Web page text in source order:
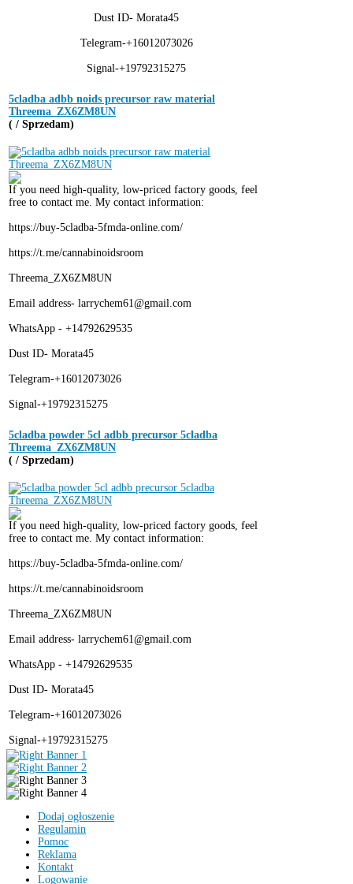
Dust ID- Morata45
Telegram-+16012073026
Signal-+19792315275
5cladba adbb noids precursor raw material
Threema_ZX6ZM8UN
( / Sprzedam)
If you need high-quality, low-priced factory goods, feel
free to contact me. My contact information:
https://buy-5cladba-5fmda-online.com/
https://t.me/cannabinoidsroom
Threema_ZX6ZM8UN
Email address- larrychem61@gmail.com
WhatsApp - +14792629535
Dust ID- Morata45
Telegram-+16012073026
Signal-+19792315275
5cladba powder 5cl adbb precursor 5cladba
Threema_ZX6ZM8UN
( / Sprzedam)
If you need high-quality, low-priced factory goods, feel
free to contact me. My contact information:
https://buy-5cladba-5fmda-online.com/
https://t.me/cannabinoidsroom
Threema_ZX6ZM8UN
Email address- larrychem61@gmail.com
WhatsApp - +14792629535
Dust ID- Morata45
Telegram-+16012073026
Signal-+19792315275
Dodaj ogłoszenie
Regulamin
Pomoc
Reklama
Kontakt
Logowanie